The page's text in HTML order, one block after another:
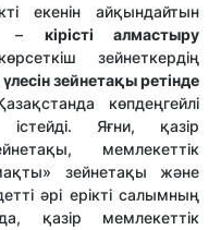
екенін айқындайтын
– кірісті алмастыру
зейнеткердің
зейнетақы ретінде
көпдеңгейлі
Яғни, қазір
мемлекеттік
зейнетақы және
әрі ерікті салымның
қазір мемлекеттік